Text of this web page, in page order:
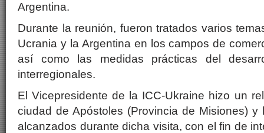
Argentina.
Durante la reunión, fueron tratados varios
Ucrania y la Argentina en los campos de
así como las medidas prácticas del
interregionales.
El Vicepresidente de la ICC-Ukraine hizo un
ciudad de Apóstoles (Provincia de Misiones) y
alcanzados durante dicha visita, con el fin de